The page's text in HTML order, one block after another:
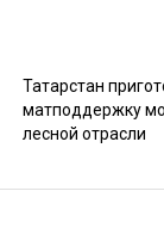
Татарстан
матподдержку
лесной отрасли